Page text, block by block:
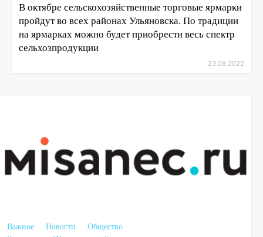
В октябре сельскохозяйственные торговые ярмарки
пройдут во всех районах Ульяновска. По традиции
на ярмарках можно будет приобрести весь спектр
сельхозпродукции
23.09.2022
Важное Новости
Общество